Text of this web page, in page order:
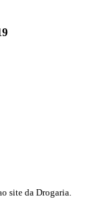
site da Drogaria.